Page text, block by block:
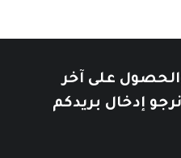
على آخر
إدخال بريدكم